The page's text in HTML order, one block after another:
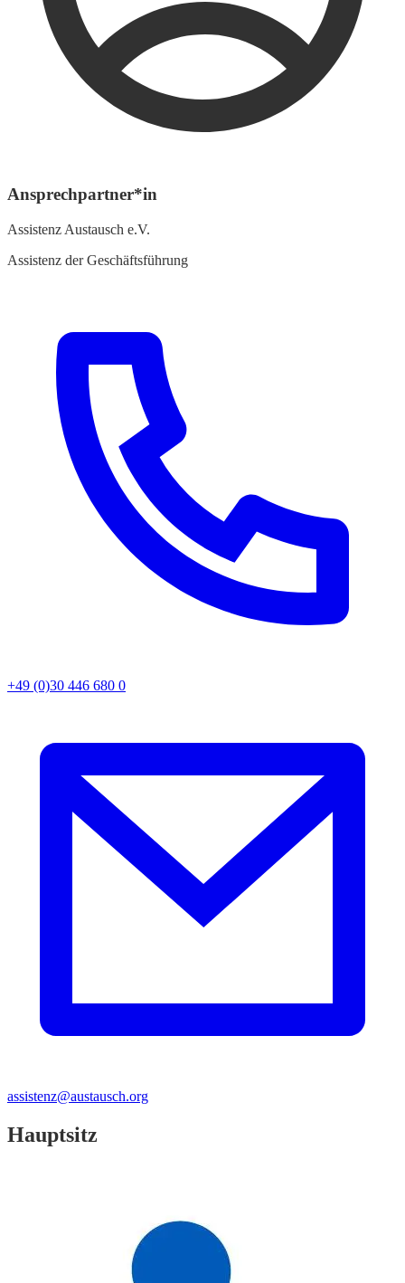
Ansprechpartner*in
Assistenz Austausch e.V.
Assistenz der Geschäftsführung
+49 (0)30 446 680 0
assistenz@austausch.org
Hauptsitz